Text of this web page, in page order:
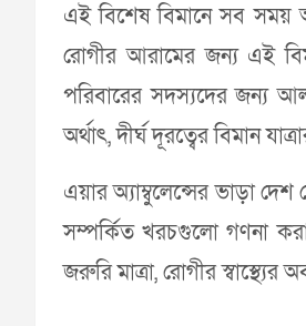
এই বিশেষ বিমানে সব সময়
রোগীর আরামের জন্য এই
পরিবারের সদস্যদের জন্য
অর্থাৎ, দীর্ঘ দূরত্বের বিমান
এয়ার অ্যাম্বুলেন্সের ভাড়া
সম্পর্কিত খরচগুলো গণনা
জরুরি মাত্রা, রোগীর স্বাস্থ্যের